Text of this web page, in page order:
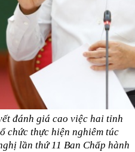
đánh giá cao việc hai tỉnh
chức thực hiện nghiêm túc
lần thứ 11 Ban Chấp hành